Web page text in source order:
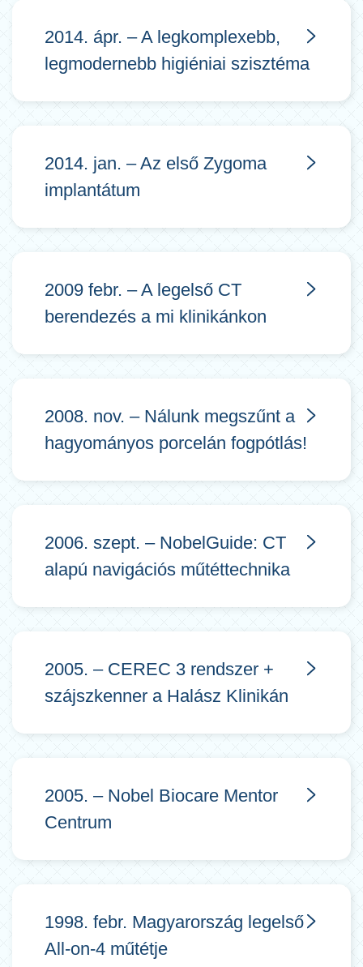
2014. ápr. – A legkomplexebb,
legmodernebb higiéniai szisztéma
2014. jan. – Az első Zygoma
implantátum
2009 febr. – A legelső CT
berendezés a mi klinikánkon
2008. nov. – Nálunk megszűnt a
hagyományos porcelán fogpótlás!
2006. szept. – NobelGuide: CT
alapú navigációs műtéttechnika
2005. – CEREC 3 rendszer +
szájszkenner a Halász Klinikán
2005. – Nobel Biocare Mentor
Centrum
1998. febr. Magyarország legelső
All-on-4 műtétje